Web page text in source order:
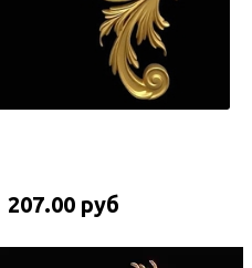
207.00 руб